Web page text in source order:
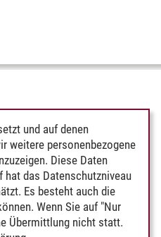
und auf denen
weitere personenbezogene
Diese Daten
das Datenschutzniveau
Es besteht auch die
Wenn Sie auf "Nur
Übermittlung nicht statt.